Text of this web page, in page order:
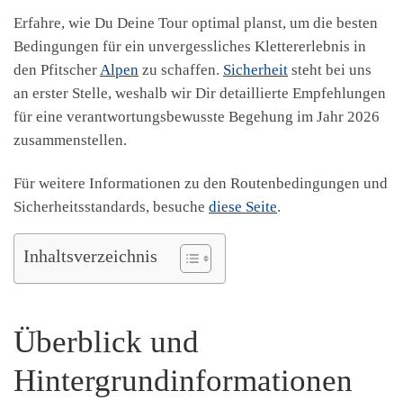
Erfahre, wie Du Deine Tour optimal planst, um die besten
Bedingungen für ein unvergessliches Klettererlebnis in
den PfitscherAlpen zu schaffen. Sicherheit steht bei uns
an erster Stelle, weshalb wir Dir detaillierte Empfehlungen
für eine verantwortungsbewusste Begehung im Jahr 2026
zusammenstellen.
Für weitere Informationen zu den Routenbedingungen und
Sicherheitsstandards, besuche diese Seite.
Inhaltsverzeichnis
Überblick und
Hintergrundinformationen